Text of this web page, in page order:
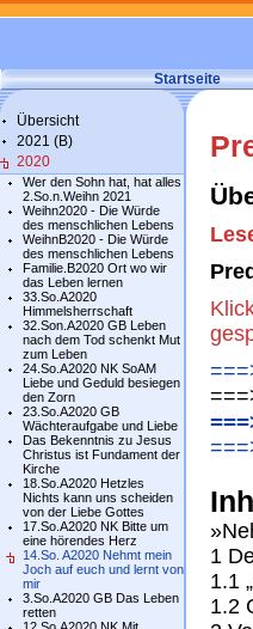
Startseite
Übersicht
2021 (B)
2020
Wer den Sohn hat, hat alles
2.So.n.Weihn 2021
Weihn2020 - Die Würde
des menschlichen Lebens
WeihnB2020 - Die Würde
des menschlichen Lebens
Familie.B2020 Ort wo wir
das Leben lernen
33.So.A2020
Himmelsherrschaft
32.Son.A2020 GB Leben
nach dem Tod schenkt Mut
zum Leben
24.So.A2020 NK SoAM
Liebe und Geduld besiegen
den Zorn
23.So.A2020 GB
Wächteraufgabe und Liebe
Das Bekenntnis zu Jesus
Christus ist Fundament der
Kirche
18.So.A2020 Hetzles
Nichts kann uns scheiden
von der Liebe Gottes
17.So.A2020 NK Bitte um
eine hörendes Herz
14.So. A2020 Nehmt mein
Joch auf euch und lernt von
mir
3.So.A2020 GB Das Leben
retten
1
1.1
1.2